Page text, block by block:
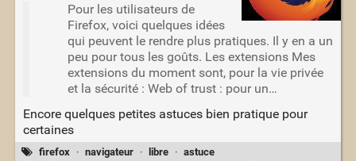
Pour les utilisateurs de
Firefox, voici quelques idées
qui peuvent le rendre plus pratiques. Il y en a un
peu pour tous les goûts. Les extensions Mes
extensions du moment sont, pour la vie privée
et la sécurité : Web of trust : pour un…
Encore quelques petites astuces bien pratique pour
certaines
firefox · navigateur · libre · astuce